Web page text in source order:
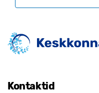
Kontaktid